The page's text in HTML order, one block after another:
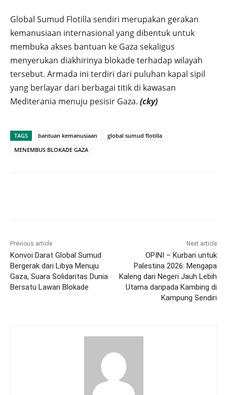
Global Sumud Flotilla sendiri merupakan gerakan
kemanusiaan internasional yang dibentuk untuk
membuka akses bantuan ke Gaza sekaligus
menyerukan diakhirinya blokade terhadap wilayah
tersebut. Armada ini terdiri dari puluhan kapal sipil
yang berlayar dari berbagai titik di kawasan
Mediterania menuju pesisir Gaza. (cky)
TAGS bantuan kemanusiaan
global sumud flotilla
MENEMBUS BLOKADE GAZA
Previous article
Konvoi Darat Global Sumud
Bergerak dari Libya Menuju
Gaza, Suara Solidaritas Dunia
Bersatu Lawan Blokade
Next article
OPINI – Kurban untuk
Palestina 2026: Mengapa
Kaleng dari Negeri Jauh Lebih
Utama daripada Kambing di
Kampung Sendiri